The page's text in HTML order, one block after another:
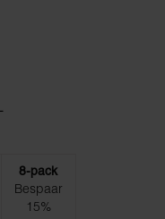
8-pack
Bespaar
15%